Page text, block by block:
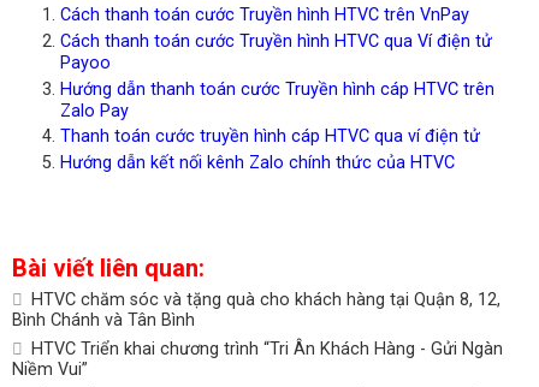
Cách thanh toán cước Truyền hình HTVC trên VnPay
Cách thanh toán cước Truyền hình HTVC qua Ví điện tử
Payoo
Hướng dẫn thanh toán cước Truyền hình cáp HTVC trên
Zalo Pay
Thanh toán cước truyền hình cáp HTVC qua ví điện tử
Hướng dẫn kết nối kênh Zalo chính thức của HTVC
Bài viết liên quan:
HTVC chăm sóc và tặng quà cho khách hàng tại Quận 8, 12,
Bình Chánh và Tân Bình
HTVC Triển khai chương trình “Tri Ân Khách Hàng - Gửi Ngàn
Niềm Vui”